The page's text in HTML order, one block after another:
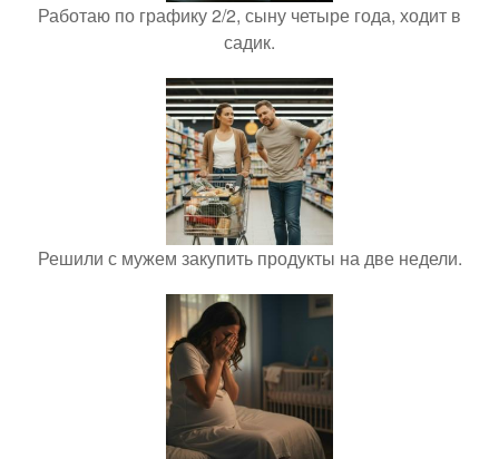
Работаю по графику 2/2, сыну четыре года, ходит в
садик.
Решили с мужем закупить продукты на две недели.